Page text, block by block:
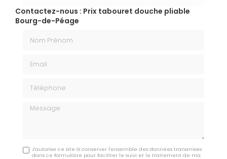
Contactez-nous : Prix tabouret douche pliable
Bourg-de-Péage
Message
J'autorise ce site à conserver l'ensemble des données transmises
dans ce formulaire pour faciliter le suivi et le traitement de ma